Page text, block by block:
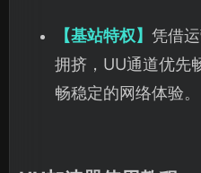
【基站特权】 凭借
拥挤，UU通道优先
畅稳定的网络体验。